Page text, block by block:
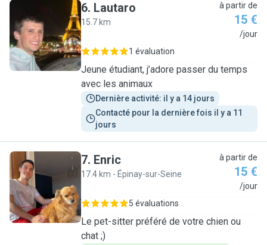
L
6. Lautaro
15.7 km
à partir de
15 €
/jour
1 évaluation
Jeune étudiant, j’adore passer du temps
avec les animaux
Dernière activité: il y a 14 jours
Contacté pour la dernière fois il y a 11
jours
7. Enric
17.4 km - Épinay-sur-Seine
à partir de
15 €
/jour
5 évaluations
Le pet-sitter préféré de votre chien ou
chat ;)